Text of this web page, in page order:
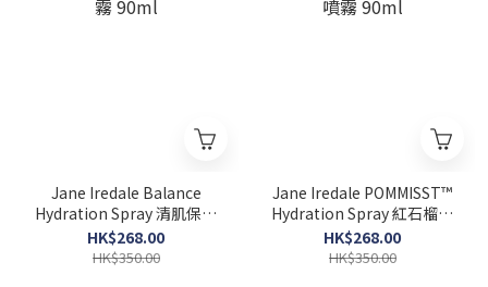
Jane Iredale Balance
Hydration Spray 清肌保濕
噴霧 90ml
HK$268.00
HK$350.00
Jane Iredale POMMISST™
Hydration Spray 紅石榴保
濕噴霧 90ml
HK$268.00
HK$350.00